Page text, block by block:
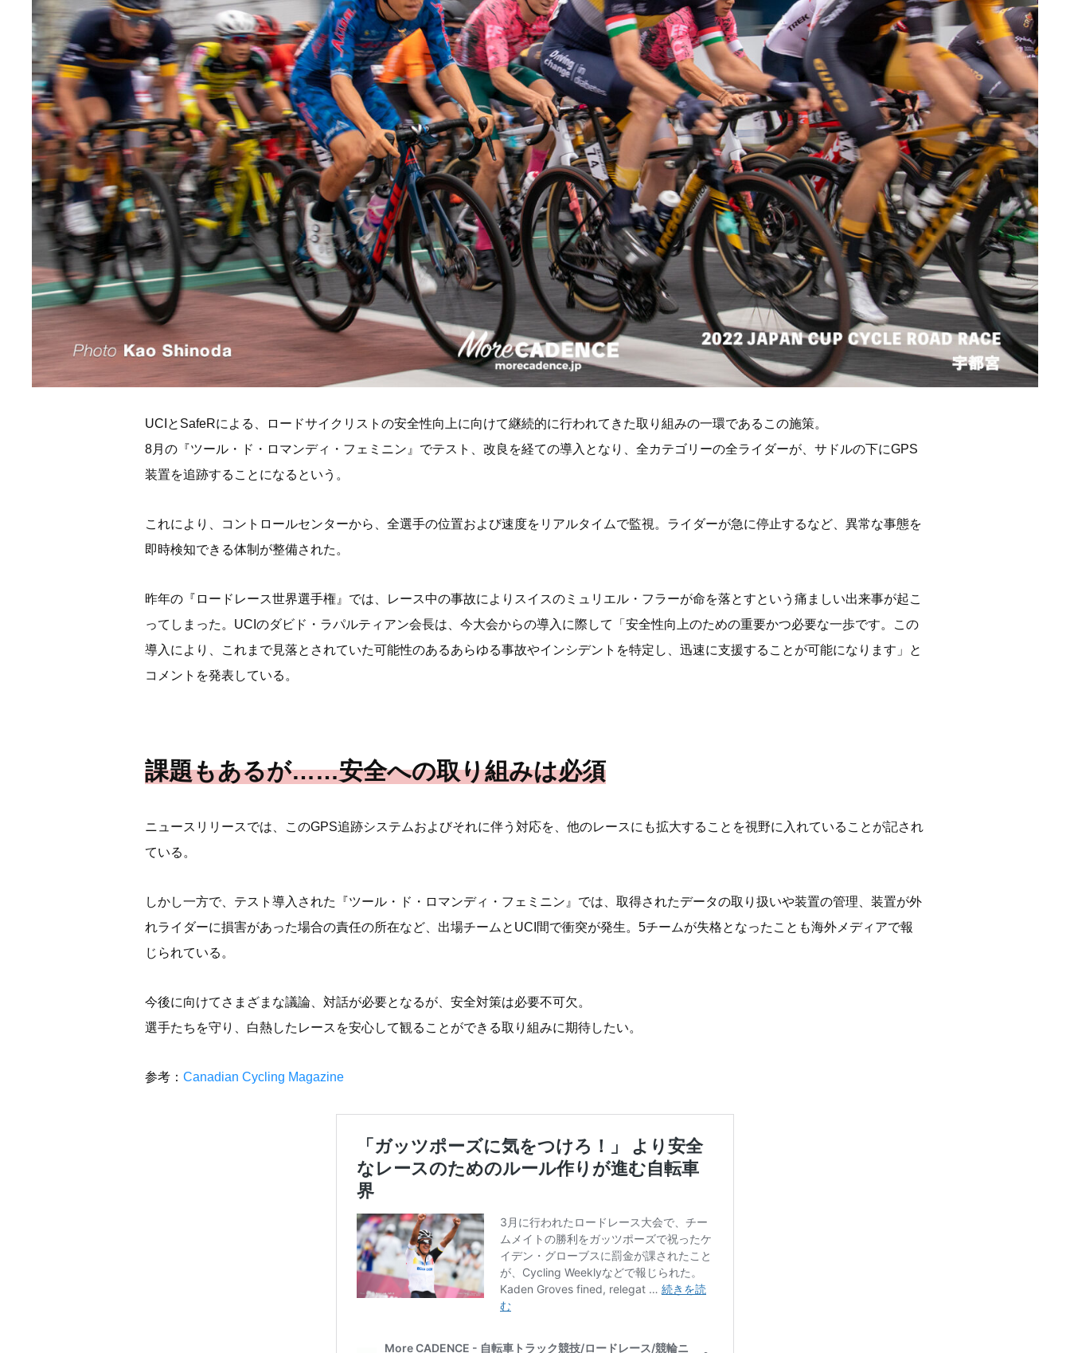
UCIとSafeRによる、ロードサイクリストの安全性向上に向けて継続的に行われてきた取り組みの一環であるこの施策。
8月の『ツール・ド・ロマンディ・フェミニン』でテスト、改良を経ての導入となり、全カテゴリーの全ライダーが、サドルの下にGPS
装置を追跡することになるという。
これにより、コントロールセンターから、全選手の位置および速度をリアルタイムで監視。ライダーが急に停止するなど、異常な事態を
即時検知できる体制が整備された。
昨年の『ロードレース世界選手権』では、レース中の事故によりスイスのミュリエル・フラーが命を落とすという痛ましい出来事が起こ
ってしまった。UCIのダビド・ラパルティアン会長は、今大会からの導入に際して「安全性向上のための重要かつ必要な一歩です。この
導入により、これまで見落とされていた可能性のあるあらゆる事故やインシデントを特定し、迅速に支援することが可能になります」と
コメントを発表している。
課題もあるが……安全への取り組みは必須
ニュースリリースでは、このGPS追跡システムおよびそれに伴う対応を、他のレースにも拡大することを視野に入れていることが記され
ている。
しかし一方で、テスト導入された『ツール・ド・ロマンディ・フェミニン』では、取得されたデータの取り扱いや装置の管理、装置が外
れライダーに損害があった場合の責任の所在など、出場チームとUCI間で衝突が発生。5チームが失格となったことも海外メディアで報
じられている。
今後に向けてさまざまな議論、対話が必要となるが、安全対策は必要不可欠。
選手たちを守り、白熱したレースを安心して観ることができる取り組みに期待したい。
参考： Canadian Cycling Magazine